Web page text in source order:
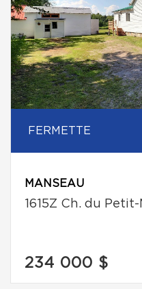
FERMETTE
MANSEAU
1615Z Ch. du Petit-
234 000 $